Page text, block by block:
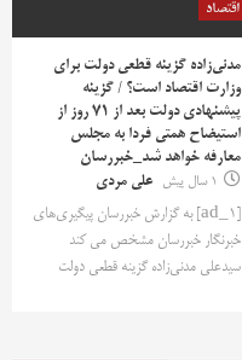
اقتصاد
مدنی‌زاده گزینه قطعی دولت برای
وزارت اقتصاد است؟ / گزینه
پیشنهادی دولت بعد از 71 روز از
استیضاح همتی فردا به مجلس
معارفه خواهد شد_خبررسان
1 سال پیش
علی مردی
[ad_1] به گزارش خبررسان پیگیری‌های
خبرنگار خبررسان مشخص می کند
سیدعلی مدنی‌زاده گزینه قطعی دولت